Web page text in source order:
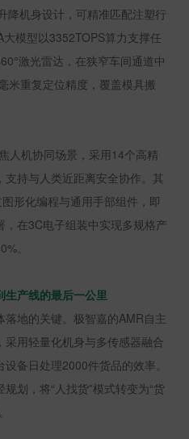
降机身设计，可精准匹配注塑行
大模型以3352TOPS算力支撑任
°激光雷达，在狭窄车间通道中
米重复定位精度，覆盖模具搬
人机协同场景，采用 14个高精
持与人类近距离安全协作。其
形化编程与通用手部组件，即
，在3C电子组装中实现多规格产
生产线的最后一公里
地的关键。极智嘉的AMR自主
用轻量化机身与多传感器融合
设备日处理2000件货品的效率。
划，将“人找货”模式转变为“货